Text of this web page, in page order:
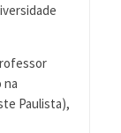
na
Paulista),